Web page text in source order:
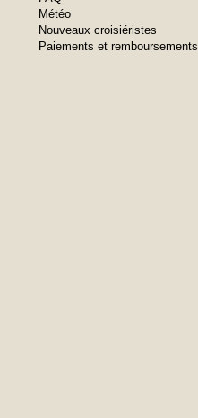
Météo
Nouveaux croisiéristes
Paiements et remboursements